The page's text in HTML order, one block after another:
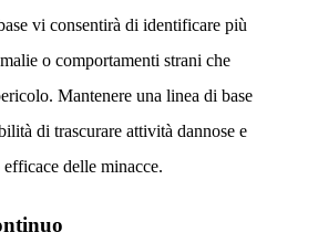
vi consentirà di identificare più
o comportamenti strani che
Mantenere una linea di base
di trascurare attività dannose e
delle minacce.